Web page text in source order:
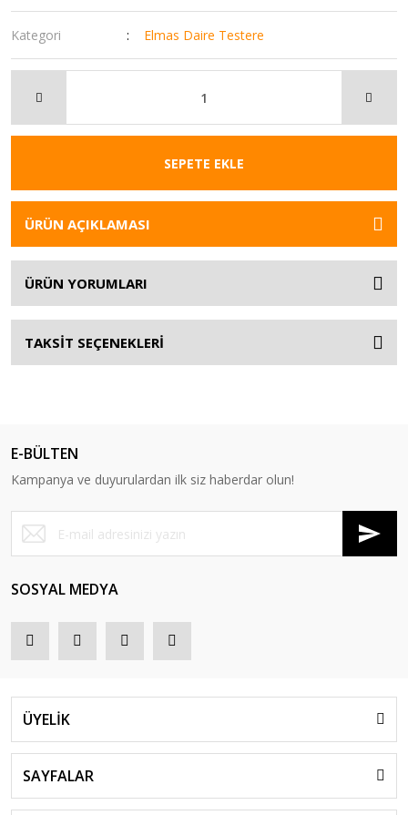
Kategori Elmas Daire Testere
SEPETE EKLE
ÜRÜN AÇIKLAMASI
ÜRÜN YORUMLARI
TAKSİT SEÇENEKLERİ
E-BÜLTEN
Kampanya ve duyurulardan ilk siz haberdar olun!
SOSYAL MEDYA
ÜYELİK
SAYFALAR